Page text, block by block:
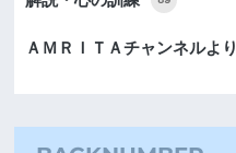
ＡＭＲＩＴＡチャンネルより